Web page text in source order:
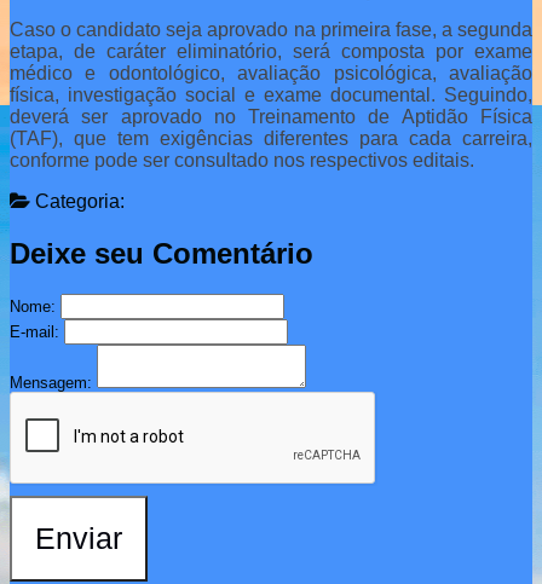
Caso o candidato seja aprovado na primeira fase, a segunda
etapa, de caráter eliminatório, será composta por exame
médico e odontológico, avaliação psicológica, avaliação
física, investigação social e exame documental. Seguindo,
deverá ser aprovado no Treinamento de Aptidão Física
(TAF), que tem exigências diferentes para cada carreira,
conforme pode ser consultado nos respectivos editais.
Categoria:
Deixe seu Comentário
Nome:
E-mail:
Mensagem:
Enviar